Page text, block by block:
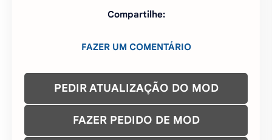
Compartilhe:
FAZER UM COMENTÁRIO
PEDIR ATUALIZAÇÃO DO MOD
FAZER PEDIDO DE MOD